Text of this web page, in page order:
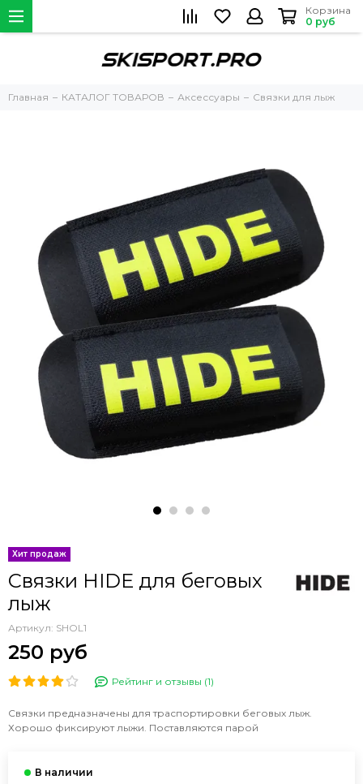
Корзина
0 руб
Главная КАТАЛОГ ТОВАРОВ Аксессуары Связки для лыж
Хит продаж
Связки HIDE для беговых
лыж
Артикул: SHOL1
250 руб
Рейтинг и отзывы (1)
Связки предназначены для траспортировки беговых лыж.
Хорошо фиксируют лыжи. Поставляются парой